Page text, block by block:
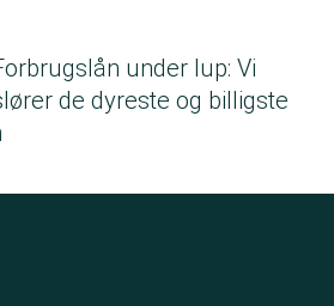
under lup: Vi
de dyreste og billigste